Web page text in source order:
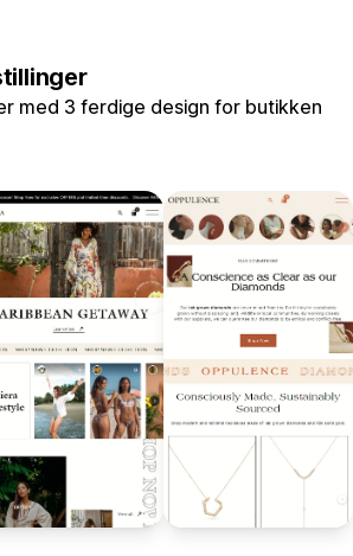
med 3 ferdige design for butikken